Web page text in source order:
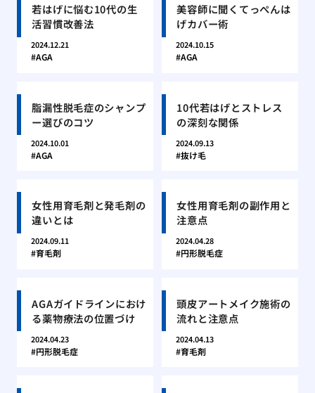
若はげに悩む10代の生
活習慣改善法
2024.12.21
AGA
美容師に聞くてっぺんは
げカバー術
2024.10.15
AGA
脂漏性脱毛症のシャンプ
ー選びのコツ
2024.10.01
AGA
10代若はげとストレス
の深刻な関係
2024.09.13
抜け毛
女性用育毛剤と発毛剤の
違いとは
2024.09.11
育毛剤
女性用育毛剤の副作用と
注意点
2024.04.28
円形脱毛症
AGAガイドラインにおけ
る薬物療法の位置づけ
2024.04.23
円形脱毛症
頭皮アートメイク施術の
流れと注意点
2024.04.13
育毛剤